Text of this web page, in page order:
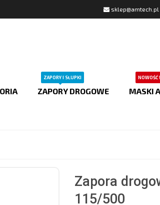
sklep@amtech.pl
ZAPORY DROGOWE
ZAPORY I SŁUPKI
MASKI
NOWOŚĆ
Zapora
115/500